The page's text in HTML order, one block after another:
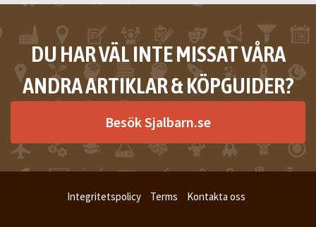
DU HAR VÄL INTE MISSAT VÅRA
ANDRA ARTIKLAR & KÖPGUIDER?
Besök Sjalbarn.se
Integritetspolicy Terms Kontakta oss